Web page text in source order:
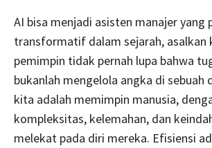
AI bisa menjadi asisten manajer yang
transformatif dalam sejarah, asalkan
pemimpin tidak pernah lupa bahwa
bukanlah mengelola angka di sebuah
kita adalah memimpin manusia,
kompleksitas, kelemahan, dan
melekat pada diri mereka. Efisiensi